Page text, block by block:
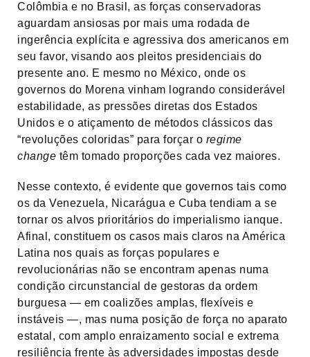
Colômbia e no Brasil, as forças conservadoras
aguardam ansiosas por mais uma rodada de
ingerência explícita e agressiva dos americanos em
seu favor, visando aos pleitos presidenciais do
presente ano. E mesmo no México, onde os
governos do Morena vinham logrando considerável
estabilidade, as pressões diretas dos Estados
Unidos e o atiçamento de métodos clássicos das
“revoluções coloridas” para forçar o regime
change têm tomado proporções cada vez maiores.
Nesse contexto, é evidente que governos tais como
os da Venezuela, Nicarágua e Cuba tendiam a se
tornar os alvos prioritários do imperialismo ianque.
Afinal, constituem os casos mais claros na América
Latina nos quais as forças populares e
revolucionárias não se encontram apenas numa
condição circunstancial de gestoras da ordem
burguesa — em coalizões amplas, flexíveis e
instáveis —, mas numa posição de força no aparato
estatal, com amplo enraizamento social e extrema
resiliência frente às adversidades impostas desde